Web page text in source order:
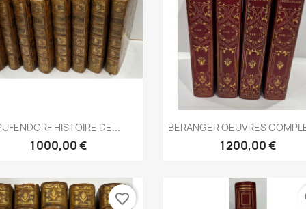
Aperçu rapide
HISTOIRE DE...
1 000,00 €
Aperçu rapide
BERANGER OEUVRES
1 200,00 €
favorite_border